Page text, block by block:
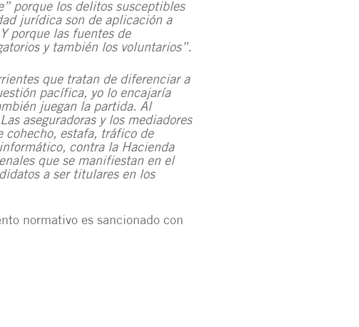
porque los delitos susceptibles
jurídica son de aplicación a
porque las fuentes de
y también los voluntarios”.
que tratan de diferenciar a
pacífica, yo lo encajaría
juegan la partida. Al
aseguradoras y los mediadores
cohecho, estafa, tráfico de
contra la Hacienda
que se manifiestan en el
a ser titulares en los
normativo es sancionado con